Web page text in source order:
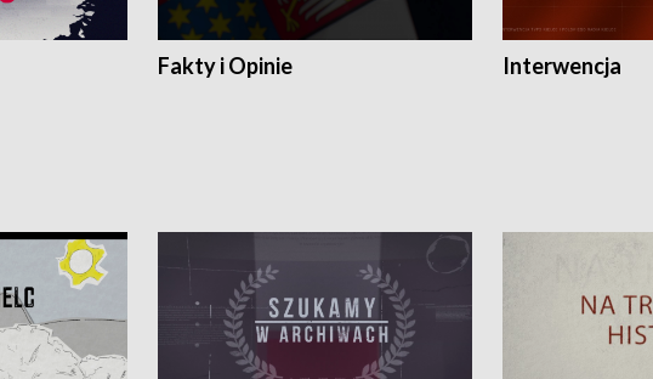
Fakty i Opinie Interwencja